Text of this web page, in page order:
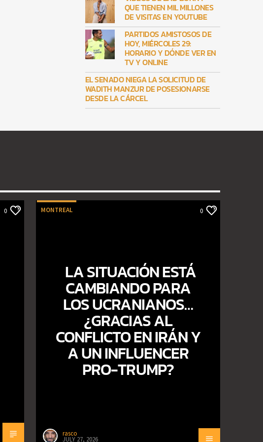
QUE TIENEN MIL MILLONES
DE VISITAS EN YOUTUBE
PARTIDOS AMISTOSOS DE
HOY, MIÉRCOLES 29:
HORARIO Y DÓNDE VER EN
TV Y ONLINE
EL SENADO NIEGA LA SOLICITUD DE
WADITH MANZUR DE POSESIONARSE
DESDE LA CÁRCEL
0 MONTREAL 0
LA SITUACIÓN ESTÁ
CAMBIANDO PARA
LOS UCRANIANOS…
¿GRACIAS AL
CONFLICTO EN IRÁN Y
A UN INFLUENCER
PRO-TRUMP?
rasco
JULY 27, 2026